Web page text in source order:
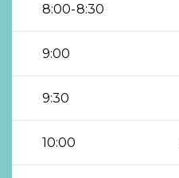
8:00-8:30
9:00
9:30
10:00